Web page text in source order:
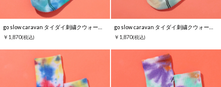
￥1,870(税込)
￥1,870(税込)